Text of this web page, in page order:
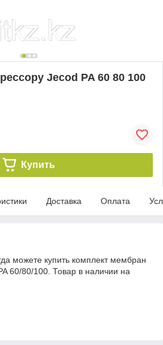
Jecod PA 60 80 100
Купить
Доставка Оплата
можете купить комплект мембран
60/80/100. Товар в наличии на